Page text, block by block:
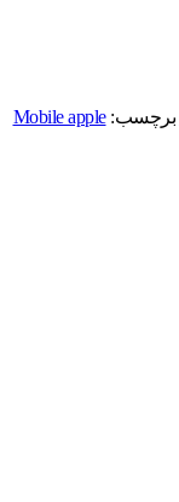
برچسب:Mobile apple